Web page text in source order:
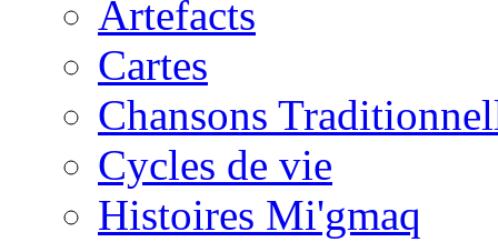
Artefacts
Cartes
Chansons
Cycles de vie
Histoires Mi'gmaq